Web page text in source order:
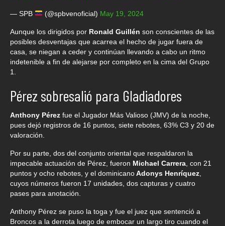
— SPB (@spbvenoficial) May 19, 2024
Aunque los dirigidos por Ronald Guillén son conscientes de las
posibles desventajas que acarrea el hecho de jugar fuera de
casa, se niegan a ceder y continúan llevando a cabo un ritmo
indetenible a fin de alejarse por completo en la cima del Grupo
1.
Pérez sobresalió para Gladiadores
Anthony Pérez fue el Jugador Más Valioso (JMV) de la noche,
pues dejó registros de 16 puntos, siete rebotes, 63% C3 y 20 de
valoración.
Por su parte, dos del conjunto oriental que respaldaron la
impecable actuación de Pérez, fueron Michael Carrera , con 21
puntos y ocho rebotes, y el dominicanoAdonys Henríquez
cuyos números fueron 17 unidades, dos capturas y cuatro
pases para anotación.
Anthony Pérez se puso la toga y fue el juez que sentenció a
Broncos a la derrota luego de embocar un largo tiro cuando el